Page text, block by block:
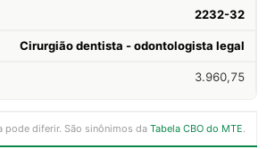
2232-32
Cirurgião dentista - odontologista legal
3.960,75
pode diferir. São sinônimos da Tabela CBO do MTE.